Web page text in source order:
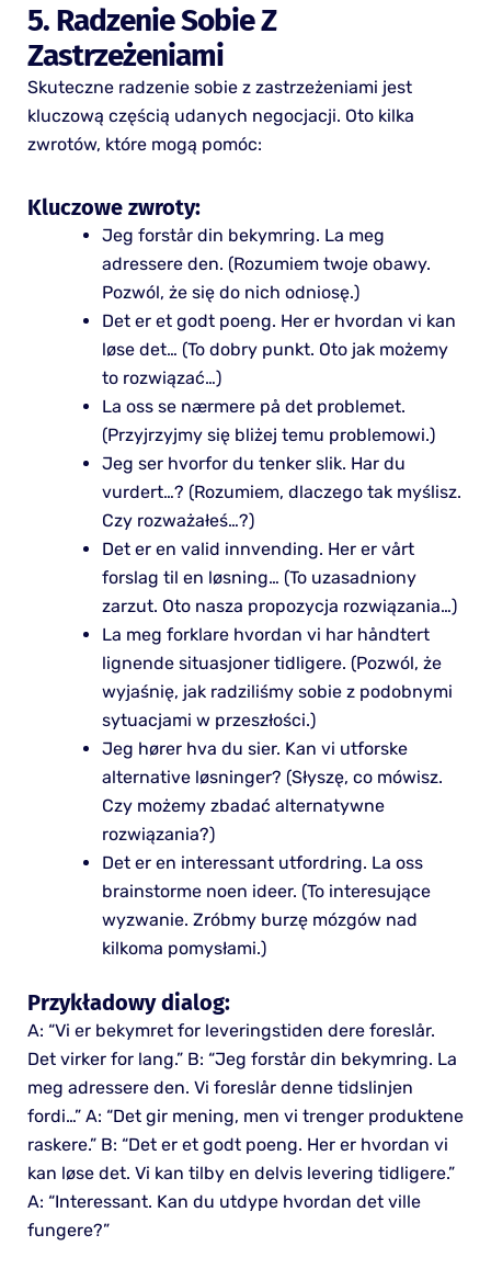
5. Radzenie Sobie Z
Zastrzeżeniami
Skuteczne radzenie sobie z zastrzeżeniami jest
kluczową częścią udanych negocjacji. Oto kilka
zwrotów, które mogą pomóc:
Kluczowe zwroty:
Jeg forstår din bekymring. La meg
adressere den. (Rozumiem twoje obawy.
Pozwól, że się do nich odniosę.)
Det er et godt poeng. Her er hvordan vi kan
løse det… (To dobry punkt. Oto jak możemy
to rozwiązać…)
La oss se nærmere på det problemet.
(Przyjrzyjmy się bliżej temu problemowi.)
Jeg ser hvorfor du tenker slik. Har du
vurdert…? (Rozumiem, dlaczego tak myślisz.
Czy rozważałeś…?)
Det er en valid innvending. Her er vårt
forslag til en løsning… (To uzasadniony
zarzut. Oto nasza propozycja rozwiązania…)
La meg forklare hvordan vi har håndtert
lignende situasjoner tidligere. (Pozwól, że
wyjaśnię, jak radziliśmy sobie z podobnymi
sytuacjami w przeszłości.)
Jeg hører hva du sier. Kan vi utforske
alternative løsninger? (Słyszę, co mówisz.
Czy możemy zbadać alternatywne
rozwiązania?)
Det er en interessant utfordring. La oss
brainstorme noen ideer. (To interesujące
wyzwanie. Zróbmy burzę mózgów nad
kilkoma pomysłami.)
Przykładowy dialog:
A: “Vi er bekymret for leveringstiden dere foreslår.
Det virker for lang.” B: “Jeg forstår din bekymring. La
meg adressere den. Vi foreslår denne tidslinjen
fordi…” A: “Det gir mening, men vi trenger produktene
raskere.” B: “Det er et godt poeng. Her er hvordan vi
kan løse det. Vi kan tilby en delvis levering tidligere.”
A: “Interessant. Kan du utdype hvordan det ville
fungere?”